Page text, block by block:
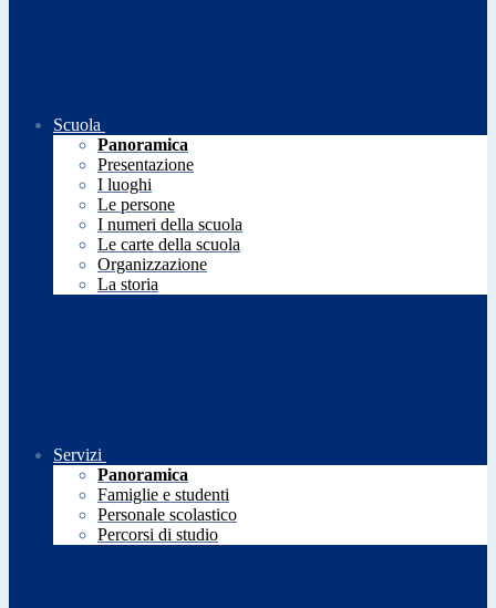
Scuola
Panoramica
Presentazione
I luoghi
Le persone
I numeri della scuola
Le carte della scuola
Organizzazione
La storia
Servizi
Panoramica
Famiglie e studenti
Personale scolastico
Percorsi di studio